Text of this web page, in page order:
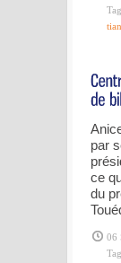
Tag
par
ce
du
06
Tag